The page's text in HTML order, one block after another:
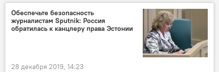
Кришьянис Кариньш
Обеспечьте безопасность
журналистам Sputnik: Россия
обратилась к канцлеру права Эстонии
28 декабря 2019, 14:23